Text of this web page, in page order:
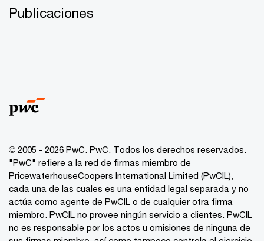
Publicaciones
© 2005 - 2026 PwC. PwC. Todos los derechos reservados.
"PwC" refiere a la red de firmas miembro de
PricewaterhouseCoopers International Limited (PwCIL),
cada una de las cuales es una entidad legal separada y no
actúa como agente de PwCIL o de cualquier otra firma
miembro. PwCIL no provee ningún servicio a clientes. PwCIL
no es responsable por los actos u omisiones de ninguna de